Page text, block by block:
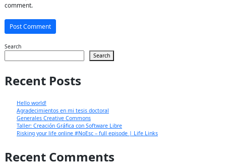
comment.
Search
Search
Recent Posts
Hello world!
Agradecimientos en mi tesis doctoral
Generales Creative Commons
Taller: Creación Gráfica con Software Libre
Risking your life online #NoEsc – full episode | Life Links
Recent Comments